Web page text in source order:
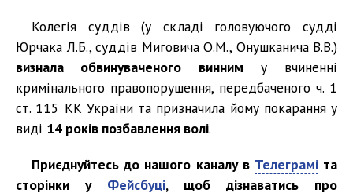
Колегія суддів (у складі головуючого судді
Юрчака Л.Б., суддів Миговича О.М., Онушканича В.В.)
визнала обвинуваченого винним у вчиненні
кримінального правопорушення, передбаченого ч. 1
ст. 115 КК України та призначила йому покарання у
виді 14 років позбавлення волі.
Приєднуйтесь до нашого каналу в Телеграміта
сторінки у Фейсбуці, щоб дізнаватись про